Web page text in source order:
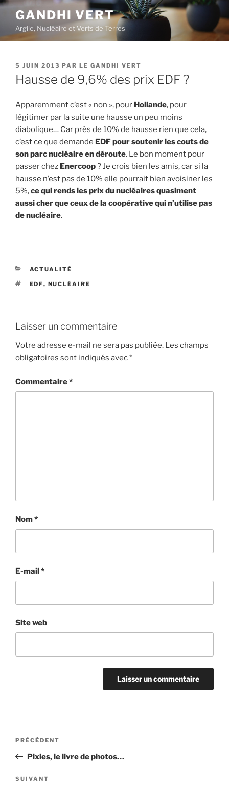
Aller
contenu
principal
GANDHI VERT
Argile, Nucléaire et Verts de Terres
PUBLIÉ
LE
5 JUIN 2013 PAR LE GANDHI VERT
Hausse de 9,6% des prix EDF ?
Apparemment c’est « non », pour Hollande, pour
légitimer par la suite une hausse un peu moins
diabolique… Car près de 10% de hausse rien que cela,
c’est ce que demande EDF pour soutenir les couts de
son parc nucléaire en déroute. Le bon moment pour
passer chez Enercoop? Je crois bien les amis, car si la
hausse n’est pas de 10% elle pourrait bien avoisiner les
5%,ce qui rends les prix du nucléaires quasiment
aussi cher que ceux de la coopérative qui n’utilise pas
de nucléaire.
CATÉGORIES
ACTUALITÉ
ÉTIQUETTES
EDF, NUCLÉAIRE
Laisser un commentaire
Votre adresse e-mail ne sera pas publiée. Les champs
obligatoires sont indiqués avec*
Commentaire*
Nom*
E-mail*
Site web
Navigation
l’article
Article
précédent
PRÉCÉDENT
Pixies, le livre de photos…
Article
SUIVANT